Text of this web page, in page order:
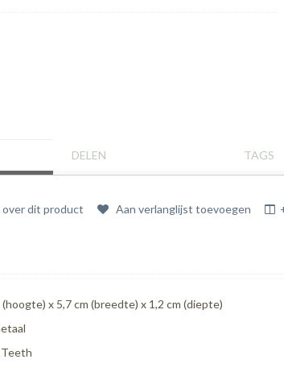
DELEN TAGS
dit product Aan verlanglijst toevoegen
x 5,7 cm (breedte) x 1,2 cm (diepte)